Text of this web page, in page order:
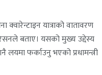
क्वारेन्टाइन यात्राको वातावरण
बताए। यसको मुख्य उद्देस्य
लयमा फर्काउनु भएको प्रधामन्त्री